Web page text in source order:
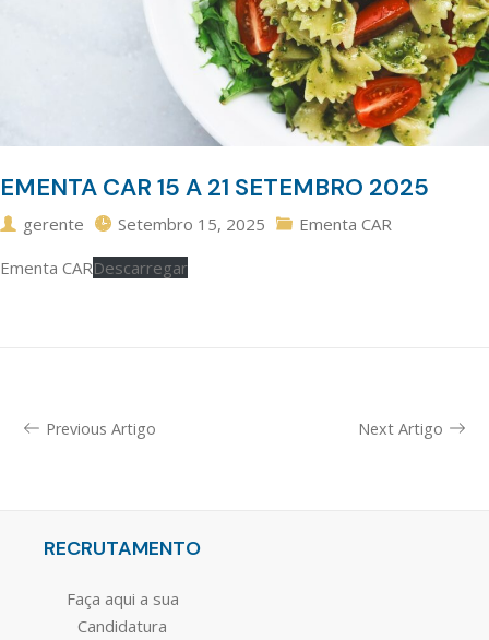
EMENTA CAR 15 A 21 SETEMBRO 2025
gerente Setembro 15, 2025
Ementa CAR
Ementa CARDescarregar
Previous Artigo Next Artigo
RECRUTAMENTO
Faça aqui a sua
Candidatura